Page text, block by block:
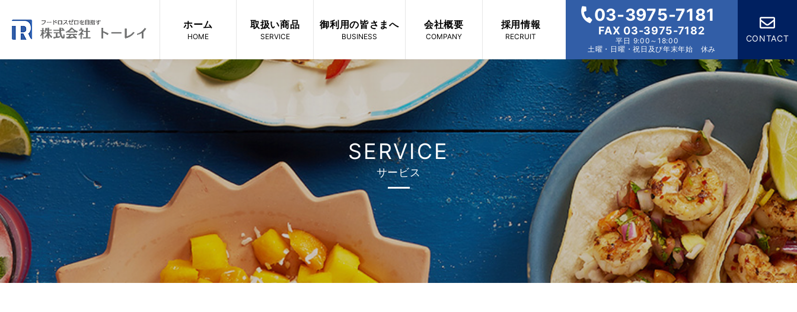
03-3975-7181
FAX 03-3975-7182
平日 9:00～18:00
土曜・日曜・祝日及び年末年始 休み
CONTACT
ホーム
HOME
取扱い商品
SERVICE
御利用の皆さまへ
BUSINESS
会社概要
COMPANY
採用情報
RECRUIT
SERVICE
サービス